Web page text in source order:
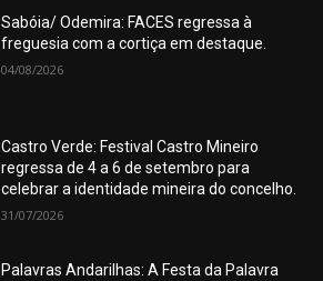
Sabóia/ Odemira: FACES regressa à
freguesia com a cortiça em destaque.
04/08/2026
Castro Verde: Festival Castro Mineiro
regressa de 4 a 6 de setembro para
celebrar a identidade mineira do concelho.
31/07/2026
Palavras Andarilhas: A Festa da Palavra